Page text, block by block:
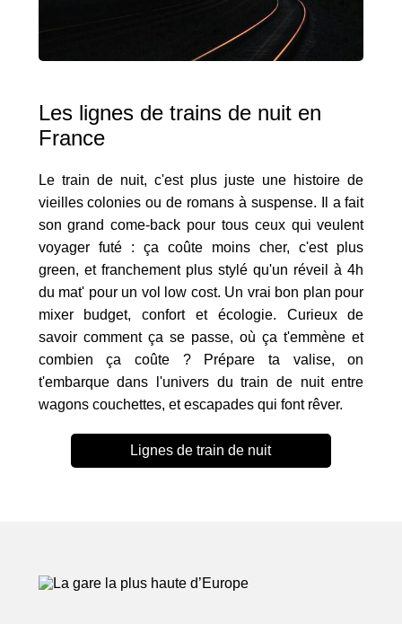
Les lignes de trains de nuit en
France
Le train de nuit, c'est plus juste une histoire de
vieilles colonies ou de romans à suspense. Il a fait
son grand come-back pour tous ceux qui veulent
voyager futé : ça coûte moins cher, c'est plus
green, et franchement plus stylé qu'un réveil à 4h
du mat' pour un vol low cost. Un vrai bon plan pour
mixer budget, confort et écologie. Curieux de
savoir comment ça se passe, où ça t'emmène et
combien ça coûte ? Prépare ta valise, on
t'embarque dans l'univers du train de nuit entre
wagons couchettes, et escapades qui font rêver.
Lignes de train de nuit